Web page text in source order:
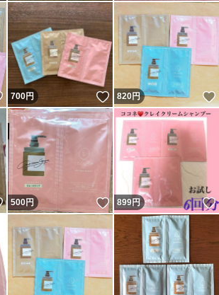
いいね！
700円 いいね！
820円
いいね！
500円 いいね！
899円